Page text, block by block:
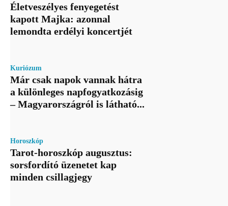
Életveszélyes fenyegetést
kapott Majka: azonnal
lemondta erdélyi koncertjét
Kuriózum
Már csak napok vannak hátra
a különleges napfogyatkozásig
– Magyarországról is látható...
Horoszkóp
Tarot-horoszkóp augusztus:
sorsfordító üzenetet kap
minden csillagjegy